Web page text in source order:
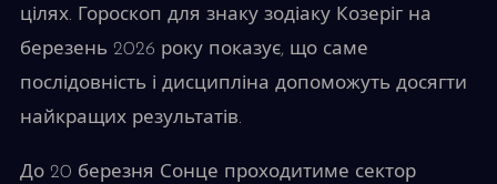
цілях. Гороскоп для знаку зодіаку Козеріг на
березень 2026 року показує, що саме
послідовність і дисципліна допоможуть досягти
найкращих результатів.
До 20 березня Сонце проходитиме сектор